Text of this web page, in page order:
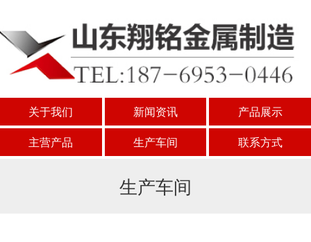
关于我们 新闻资讯
产品展示
主营产品
生产车间 联系方式
生产车间